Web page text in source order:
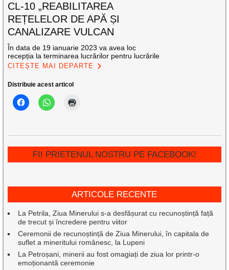
CL-10 „REABILITAREA
REȚELELOR DE APĂ ȘI
CANALIZARE VULCAN
În data de 19 ianuarie 2023 va avea loc
recepția la terminarea lucrărilor pentru lucrările
CITEȘTE MAI DEPARTE
Distribuie acest articol
FII PRIETENUL NOSTRU PE FACEBOOK!
ARTICOLE RECENTE
La Petrila, Ziua Minerului s-a desfășurat cu recunoștință față
de trecut și încredere pentru viitor
Ceremonii de recunoștință de Ziua Minerului, în capitala de
suflet a mineritului românesc, la Lupeni
La Petroșani, minerii au fost omagiați de ziua lor printr-o
emoționantă ceremonie